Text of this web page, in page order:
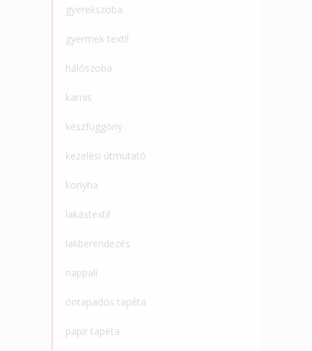
gyerekszoba
gyermek textil
hálószoba
karnis
készfüggöny
kezelési útmutató
konyha
lakástextil
lakberendezés
nappali
öntapadós tapéta
papír tapéta